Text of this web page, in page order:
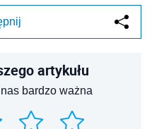
artykułu
bardzo ważna